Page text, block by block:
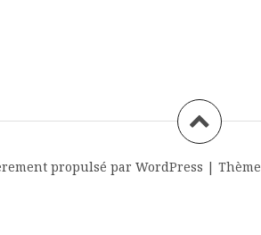
propulsé par WordPress | Thème